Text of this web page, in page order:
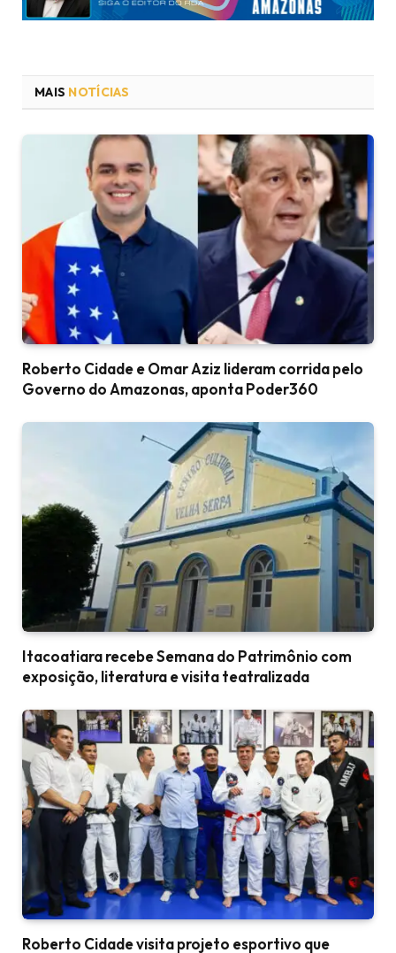
MAIS NOTÍCIAS
Roberto Cidade e Omar Aziz lideram corrida pelo
Governo do Amazonas, aponta Poder360
Itacoatiara recebe Semana do Patrimônio com
exposição, literatura e visita teatralizada
Roberto Cidade visita projeto esportivo que